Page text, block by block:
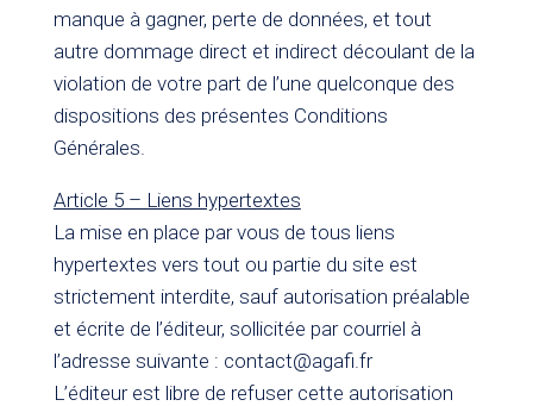
manque à gagner, perte de données, et tout
autre dommage direct et indirect découlant de la
violation de votre part de l’une quelconque des
dispositions des présentes Conditions
Générales.
Article 5 – Liens hypertextes
La mise en place par vous de tous liens
hypertextes vers tout ou partie du site est
strictement interdite, sauf autorisation préalable
et écrite de l’éditeur, sollicitée par courriel à
l’adresse suivante : contact@agafi.fr
L’éditeur est libre de refuser cette autorisation